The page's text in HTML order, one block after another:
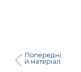
Попередні
й матеріал